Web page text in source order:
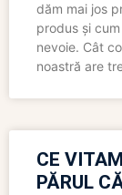
dăm mai jos
produs și
nevoie. Cât
noastră are
CE
PĂRUL